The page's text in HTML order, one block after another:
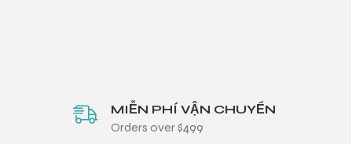
MIỄN PHÍ VẬN CHUYỂN
Orders over $499